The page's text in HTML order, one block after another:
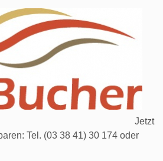
Tel. (03 38 41) 30 174 oder